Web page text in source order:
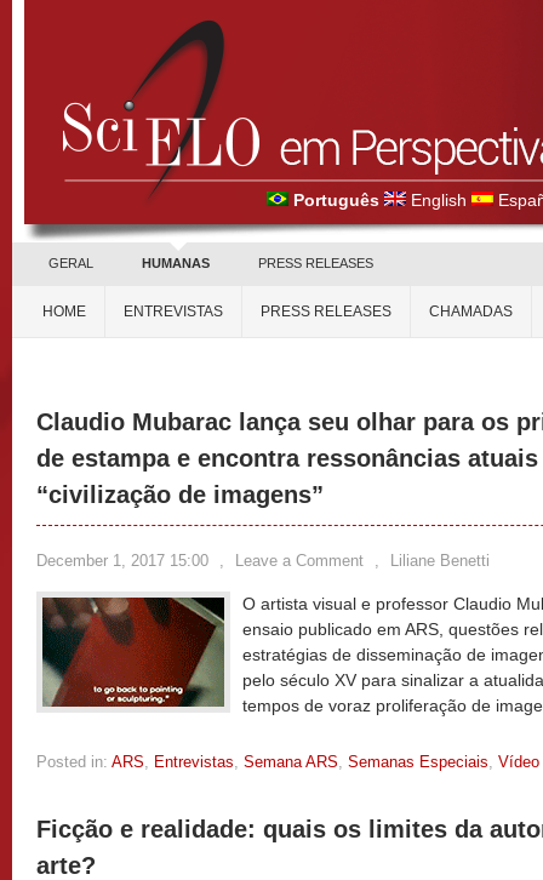
Português English
GERAL HUMANAS PRESS RELEASES
HOME ENTREVISTAS PRESS RELEASES CHAMADAS
Claudio Mubarac lança seu olhar para os
de estampa e encontra ressonâncias
“civilização de imagens”
December 1, 2017 15:00 , Leave a Comment , Liliane Benetti
O artista visual e professor Claudio
ensaio publicado em ARS, questões
estratégias de disseminação de
pelo século XV para sinalizar a
tempos de voraz proliferação de
Posted in: ARS, Entrevistas, Semana ARS, Semanas Especiais, Vídeo
Ficção e realidade: quais os limites da
arte?